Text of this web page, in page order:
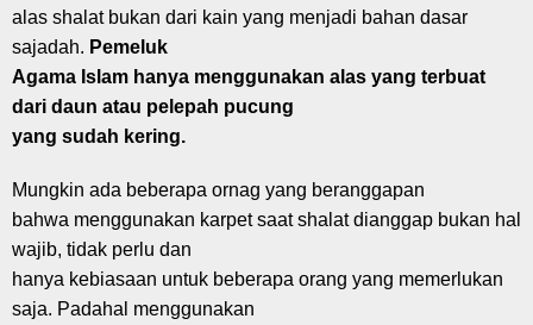
alas shalat bukan dari kain yang menjadi bahan dasar
sajadah. Pemeluk
Agama Islam hanya menggunakan alas yang terbuat
dari daun atau pelepah pucung
yang sudah kering.
Mungkin ada beberapa ornag yang beranggapan
bahwa menggunakan karpet saat shalat dianggap bukan hal
wajib, tidak perlu dan
hanya kebiasaan untuk beberapa orang yang memerlukan
saja. Padahal menggunakan